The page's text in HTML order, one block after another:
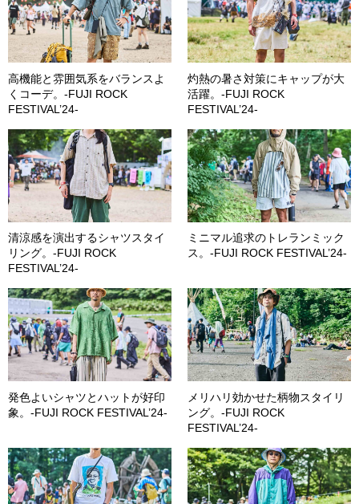
高機能と雰囲気系をバランスよ
くコーデ。-FUJI ROCK
FESTIVAL’24-
灼熱の暑さ対策にキャップが大
活躍。-FUJI ROCK
FESTIVAL’24-
清涼感を演出するシャツスタイ
リング。-FUJI ROCK
FESTIVAL’24-
ミニマル追求のトレランミック
ス。-FUJI ROCK FESTIVAL’24-
発色よいシャツとハットが好印
象。-FUJI ROCK FESTIVAL’24-
メリハリ効かせた柄物スタイリ
ング。-FUJI ROCK
FESTIVAL’24-